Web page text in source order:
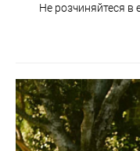
Не розчиняйтеся в